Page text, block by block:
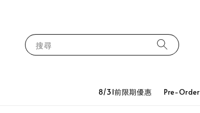
搜尋
8/31前限期優惠 Pre-Order